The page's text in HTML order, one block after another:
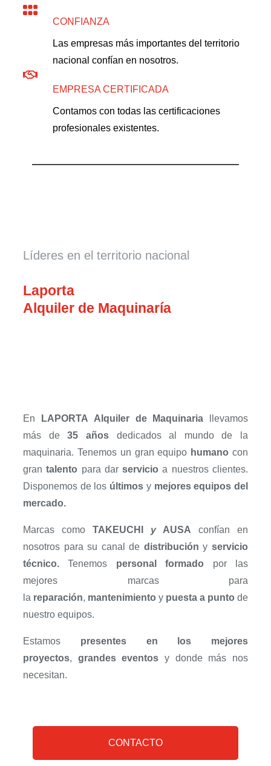
CONFIANZA
Las empresas más importantes del territorio
nacional confían en nosotros.
EMPRESA CERTIFICADA
Contamos con todas las certificaciones
profesionales existentes.
Líderes en el territorio nacional
Laporta
Alquiler de Maquinaría
En LAPORTA Alquiler de Maquinaria llevamos
más de35 añosdedicados al mundo de la
maquinaria. Tenemos un gran equipo humano con
grantalento para darservicio a nuestros clientes.
Disponemos de los últimos y mejores equipos del
mercado.
Marcas como TAKEUCHI yAUSA confían en
nosotros para su canal de distribución yservicio
técnico.Tenemos personal formado por las
mejores marcas para
la reparación, mantenimiento y puesta a punto de
nuestro equipos.
Estamos presentes en los mejores
proyectos, grandes eventos y donde más nos
necesitan.
CONTACTO